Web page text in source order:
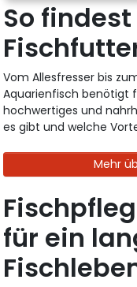
So
Vom Allesfresser bis
Aquarienfisch benötigt
hochwertiges und
es gibt und welche
Mehr
für ein